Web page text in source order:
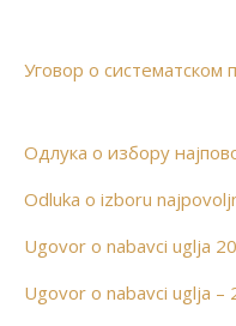
Уговор о систематском
Одлука о избору
Odluka o izboru
Ugovor o nabavci uglja
Ugovor o nabavci uglja –